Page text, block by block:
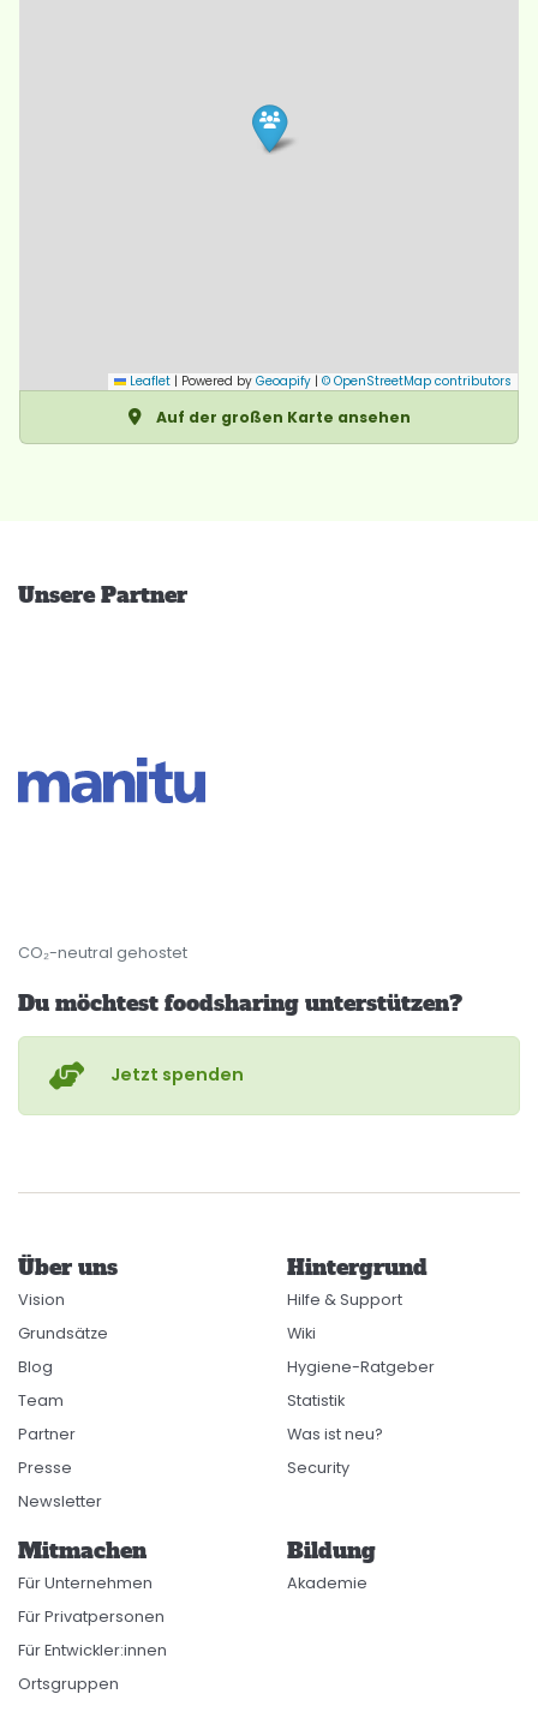
Leaflet | Powered by Geoapify | © OpenStreetMap contributors
Auf der großen Karte ansehen
Unsere Partner
CO₂-neutral gehostet
Du möchtest foodsharing unterstützen?
Jetzt spenden
Über uns
Vision
Grundsätze
Blog
Team
Partner
Presse
Newsletter
Hintergrund
Hilfe & Support
Wiki
Hygiene-Ratgeber
Statistik
Was ist neu?
Security
Mitmachen
Für Unternehmen
Für Privatpersonen
Für Entwickler:innen
Ortsgruppen
Bildung
Akademie